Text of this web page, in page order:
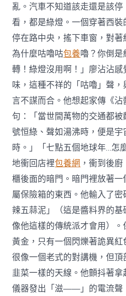
亂。汽車不知道該走還是該
看，都是綠燈。一個穿著西
停在路中央，搖下車窗，對
為什麼咕嚕咕包養嚕？你倒是
轉！綠燈沒用啊！」廖沾沾
味，這種不祥的「咕嚕」聲
言不謀而合。他想起家傳《
句：「當世間萬物的交通都
號恒綠、聲如湯沸時，便是
時。」「七點五個地球年…怎
地衝回店裡包養網 ，衝到後
櫃後面的暗門。暗門裡放著
屬保險箱的東西。他輸入了
辣五蒜泥」（這是醬料界的
像他這樣的傳統派才會用）
黃金，只有一個閃爍著詭異
很像一個老式的對講機，但
韭菜一樣的天線。他顫抖著拿
儀器發出「滋——」的電流聲